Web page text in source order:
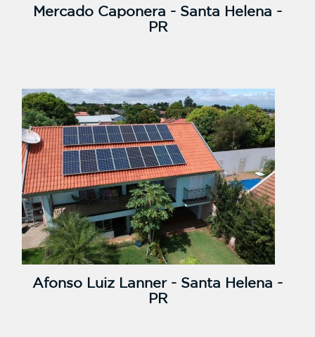
Mercado Caponera - Santa Helena -
PR
Afonso Luiz Lanner - Santa Helena -
PR